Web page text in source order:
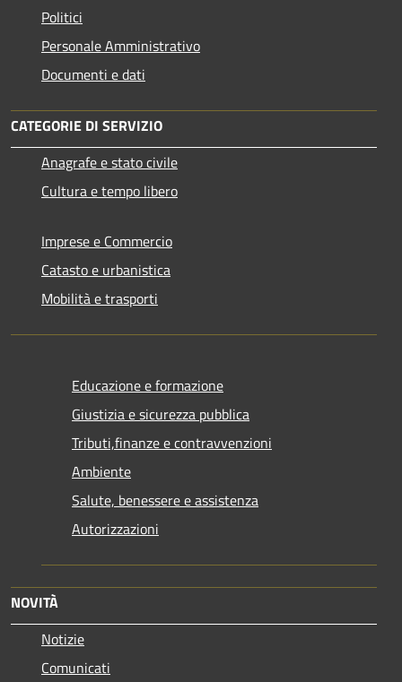
Politici
Personale Amministrativo
Documenti e dati
CATEGORIE DI SERVIZIO
Anagrafe e stato civile
Cultura e tempo libero
Imprese e Commercio
Catasto e urbanistica
Mobilità e trasporti
Educazione e formazione
Giustizia e sicurezza pubblica
Tributi,finanze e contravvenzioni
Ambiente
Salute, benessere e assistenza
Autorizzazioni
NOVITÀ
Notizie
Comunicati